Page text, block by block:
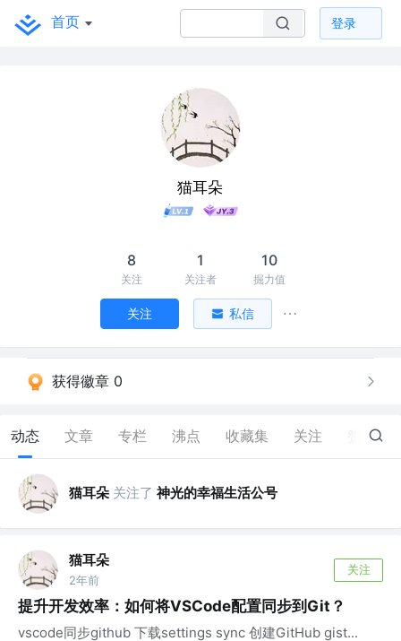
首页 登录
猫耳朵
8
关注
1
关注者
10
掘力值
关注 私信
获得徽章 0
动态 文章 专栏 沸点 收藏集 关注 0
猫耳朵 关注了 神光的幸福生活公号
猫耳朵
2年前
关注
提升开发效率：如何将VSCode配置同步到Git？
vscode同步github 下载settings sync 创建GitHub gist...